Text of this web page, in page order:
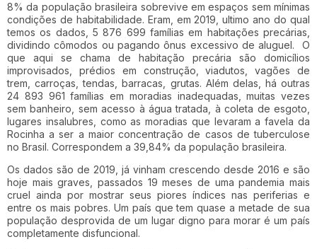
8% da população brasileira sobrevive em espaços sem mínimas
condições de habitabilidade. Eram, em 2019, ultimo ano do qual
temos os dados, 5 876 699 famílias em habitações precárias,
dividindo cômodos ou pagando ônus excessivo de aluguel. O
que aqui se chama de habitação precária são domicílios
improvisados, prédios em construção, viadutos, vagões de
trem, carroças, tendas, barracas, grutas. Além delas, há outras
24 893 961 famílias em moradias inadequadas, muitas vezes
sem banheiro, sem acesso à água tratada, à coleta de esgoto,
lugares insalubres, como as moradias que levaram a favela da
Rocinha a ser a maior concentração de casos de tuberculose
no Brasil. Correspondem a 39,84% da população brasileira.
Os dados são de 2019, já vinham crescendo desde 2016 e são
hoje mais graves, passados 19 meses de uma pandemia mais
cruel ainda por mostrar seus piores índices nas periferias e
entre os mais pobres. Um país que tem quase a metade de sua
população desprovida de um lugar digno para morar é um país
completamente disfuncional.